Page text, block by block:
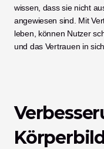
wissen, dass sie nicht
angewiesen sind. Mit
leben, können Nutzer
und das Vertrauen in